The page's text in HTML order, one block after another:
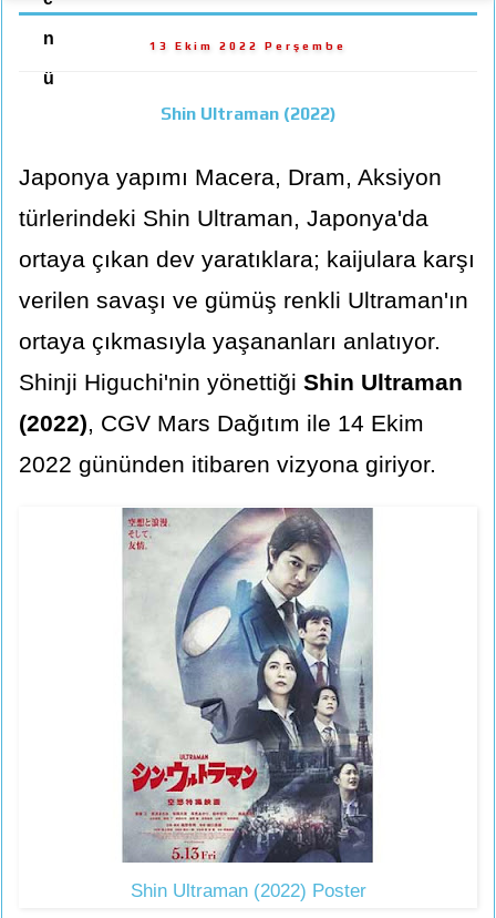
n
ü
13 Ekim 2022 Perşembe
Shin Ultraman (2022)
Japonya yapımı Macera, Dram, Aksiyon
türlerindeki Shin Ultraman, Japonya'da
ortaya çıkan dev yaratıklara; kaijulara karşı
verilen savaşı ve gümüş renkli Ultraman'ın
ortaya çıkmasıyla yaşananları anlatıyor.
Shinji Higuchi'nin yönettiği Shin Ultraman
(2022) , CGV Mars Dağıtım ile 14 Ekim
2022 gününden itibaren vizyona giriyor.
Shin Ultraman (2022) Poster